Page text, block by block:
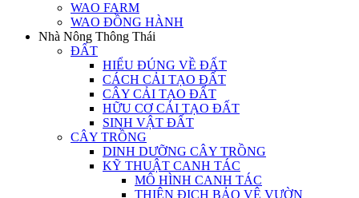
WAO FARM
WAO ĐỒNG HÀNH
Nhà Nông Thông Thái
ĐẤT
HIỂU ĐÚNG VỀ ĐẤT
CÁCH CẢI TẠO ĐẤT
CÂY CẢI TẠO ĐẤT
HỮU CƠ CẢI TẠO ĐẤT
SINH VẬT ĐẤT
CÂY TRỒNG
DINH DƯỠNG CÂY TRỒNG
KỸ THUẬT CANH TÁC
MÔ HÌNH CANH TÁC
THIÊN ĐỊCH BẢO VỆ VƯỜN